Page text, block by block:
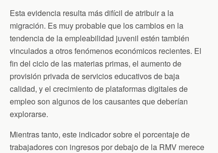
Esta evidencia resulta más difícil de atribuir a la
migración. Es muy probable que los cambios en la
tendencia de la empleabilidad juvenil estén también
vinculados a otros fenómenos económicos recientes. El
fin del ciclo de las materias primas, el aumento de
provisión privada de servicios educativos de baja
calidad, y el crecimiento de plataformas digitales de
empleo son algunos de los causantes que deberían
explorarse.
Mientras tanto, este indicador sobre el porcentaje de
trabajadores con ingresos por debajo de la RMV merece